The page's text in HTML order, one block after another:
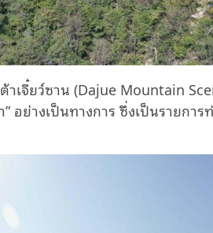
เจี๋ยว์ซาน (Dajue Mountain
อย่างเป็นทางการ ซึ่งเป็นรายกา